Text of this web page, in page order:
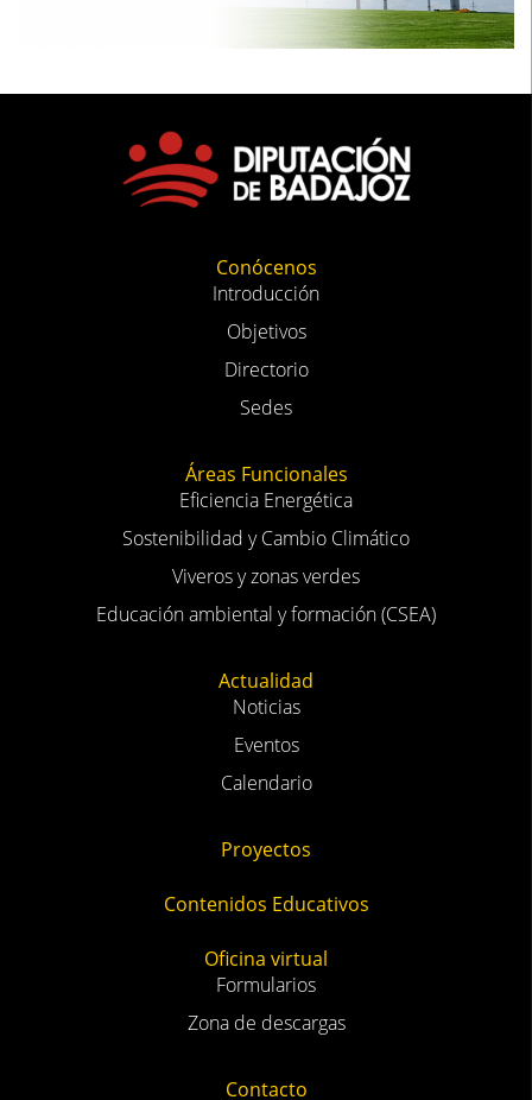
Conócenos
Introducción
Objetivos
Directorio
Sedes
Áreas Funcionales
Eficiencia Energética
Sostenibilidad y Cambio Climático
Viveros y zonas verdes
Educación ambiental y formación (CSEA)
Actualidad
Noticias
Eventos
Calendario
Proyectos
Contenidos Educativos
Oficina virtual
Formularios
Zona de descargas
Contacto